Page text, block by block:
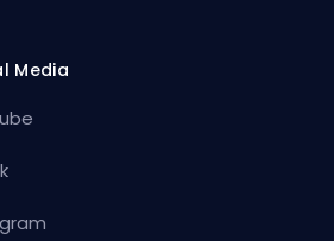
Media